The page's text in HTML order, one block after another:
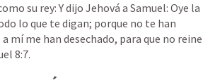
su rey: Y dijo Jehová a Samuel: Oye la
lo que te digan; porque no te han
mí me han desechado, para que no reine
8:7.